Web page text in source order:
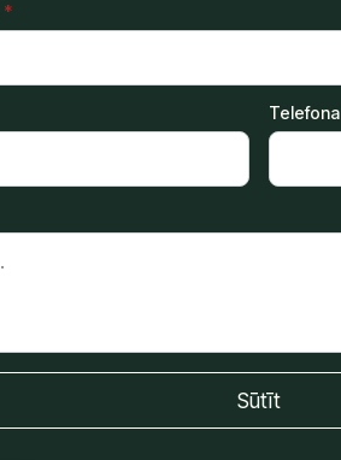
*
Telefona
Sūtīt